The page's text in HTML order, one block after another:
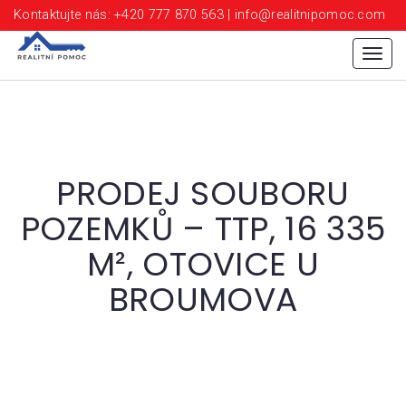
Kontaktujte nás: +420 777 870 563 | info@realitnipomoc.com
Menu
PRODEJ SOUBORU
POZEMKŮ – TTP, 16 335
M², OTOVICE U
BROUMOVA